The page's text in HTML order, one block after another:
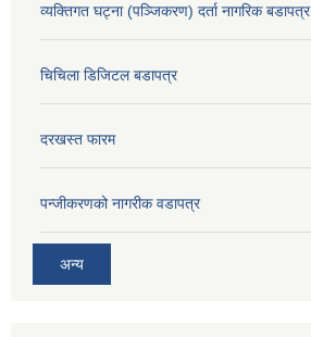
व्यक्तिगत घट्ना (पञ्जिकरण) दर्ता नागरिक बडापत्र
चिचिला डिजिटल बडापत्र
दरखस्त फारम
प‍न्जीकरणको नागरीक वडापत्र
अन्य